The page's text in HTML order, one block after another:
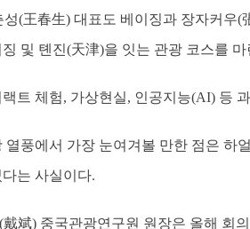
(王春生) 대표도 베이징과 장자커우
및 톈진(天津)을 잇는 관광 코스를
트 체험, 가상현실, 인공지능(AI) 등
열풍에서 가장 눈여겨볼 만한 점은 하
는 사실이다.
斌) 중국관광연구원 원장은 올해 회